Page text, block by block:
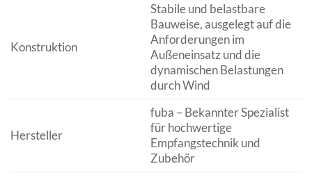
Konstruktion
Stabile und belastbare
Bauweise, ausgelegt auf die
Anforderungen im
Außeneinsatz und die
dynamischen Belastungen
durch Wind
Hersteller
fuba – Bekannter Spezialist
für hochwertige
Empfangstechnik und
Zubehör